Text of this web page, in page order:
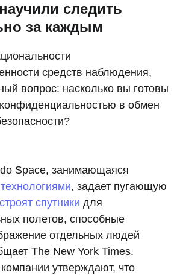
следить
за каждым
средств наблюдения,
вопрос: насколько вы готовы
в обмен
Space, занимающаяся
технологиями, задает пугающую
строят спутники для
полетов, способные
отдельных людей
The New York Times.
утверждают, что